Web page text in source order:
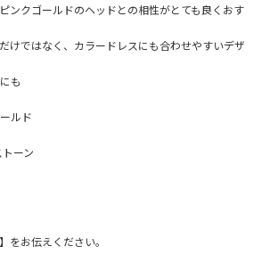
ンクゴールドのヘッドとの相性がとても良くおす
けではなく、カラードレスにも合わせやすいデザ
も
ルド
ーン
をお伝えください。